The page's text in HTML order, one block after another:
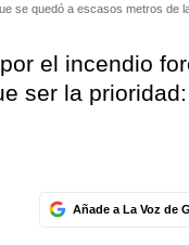
se quedó a escasos metros de
el incendio
ser la
Añade a La Voz de